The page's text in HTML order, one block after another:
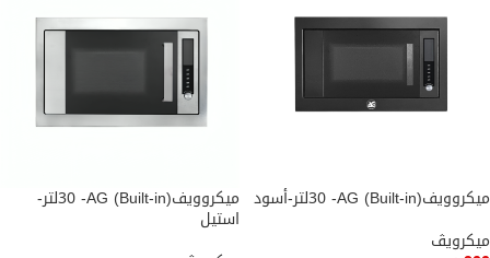
ميكروويف(Built-in) 30 -AGلتر-أسود
ميكرويڤ
ميكروويف(Built-in) 30 -AGلتر-
استيل